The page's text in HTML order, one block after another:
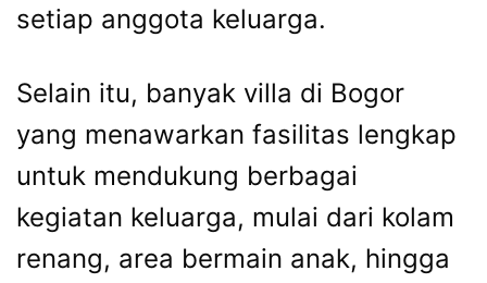
setiap anggota keluarga.
Selain itu, banyak villa di Bogor
yang menawarkan fasilitas lengkap
untuk mendukung berbagai
kegiatan keluarga, mulai dari kolam
renang, area bermain anak, hingga